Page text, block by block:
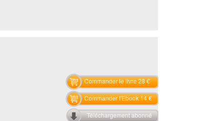
Commander le livre 28 €
Commander l'Ebook 14 €
Téléchargement abonné